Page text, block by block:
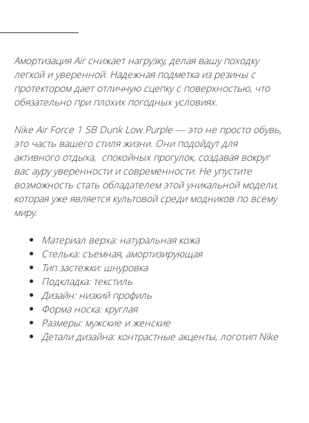
Амортизация Air снижает нагрузку, делая вашу походку
легкой и уверенной. Надежная подметка из резины с
протектором дает отличную сцепку с поверхностью, что
обязательно при плохих погодных условиях.
Nike Air Force 1 SB Dunk Low Purple — это не просто обувь,
это часть вашего стиля жизни. Они подойдут для
активного отдыха, спокойных прогулок, создавая вокруг
вас ауру уверенности и современности. Не упустите
возможность стать обладателем этой уникальной модели,
которая уже является культовой среди модников по всему
миру.
Материал верха: натуральная кожа
Стелька: съемная, амортизирующая
Тип застежки: шнуровка
Подкладка: текстиль
Дизайн: низкий профиль
Форма носка: круглая
Размеры: мужские и женские
Детали дизайна: контрастные акценты, логотип Nike